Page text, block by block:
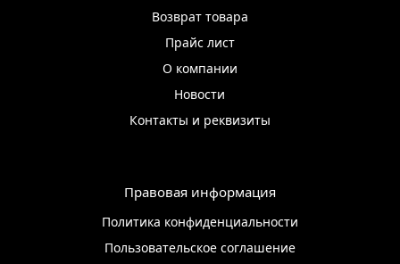
Возврат товара
Прайс лист
О компании
Новости
Контакты и реквизиты
Правовая информация
Политика конфиденциальности
Пользовательское соглашение